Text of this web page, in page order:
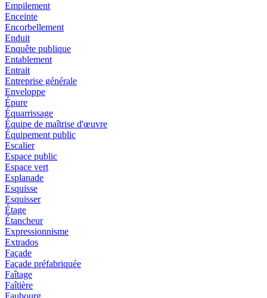
Empilement
Enceinte
Encorbellement
Enduit
Enquête publique
Entablement
Entrait
Entreprise générale
Enveloppe
Épure
Équarrissage
Équipe de maîtrise d'œuvre
Équipement public
Escalier
Espace public
Espace vert
Esplanade
Esquisse
Esquisser
Étage
Étancheur
Expressionnisme
Extrados
Façade
Façade préfabriquée
Faîtage
Faîtière